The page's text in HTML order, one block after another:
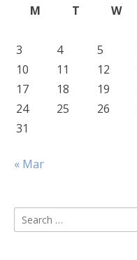
M
T W
3
4 5
10
11 12
17
18 19
24
25 26
31
« Mar
Search
for: